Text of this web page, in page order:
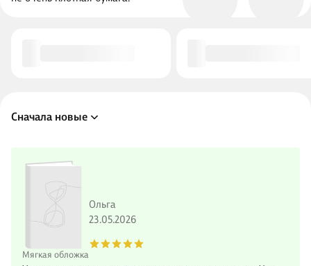
Сначала новые
Мягкая обложка
Ольга
23.05.2026